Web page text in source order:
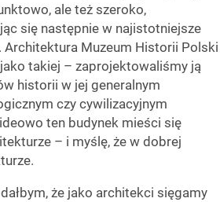
ale też szeroko,
się następnie w najistotniejsze
Muzeum Historii Polski
takiej – zaprojektowaliśmy ją
historii w jej generalnym
czy cywilizacyjnym
ten budynek mieści się
– i myślę, że w dobrej
że jako architekci sięgamy